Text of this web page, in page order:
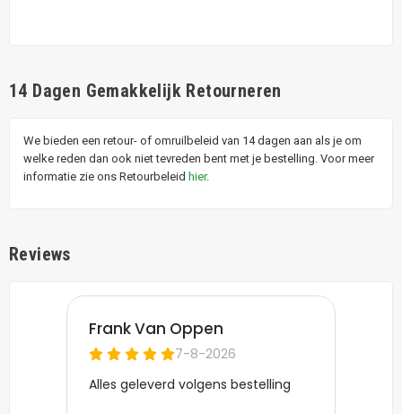
14 Dagen Gemakkelijk Retourneren
We bieden een retour- of omruilbeleid van 14 dagen aan als je om
welke reden dan ook niet tevreden bent met je bestelling. Voor meer
informatie zie ons Retourbeleid hier.
Reviews